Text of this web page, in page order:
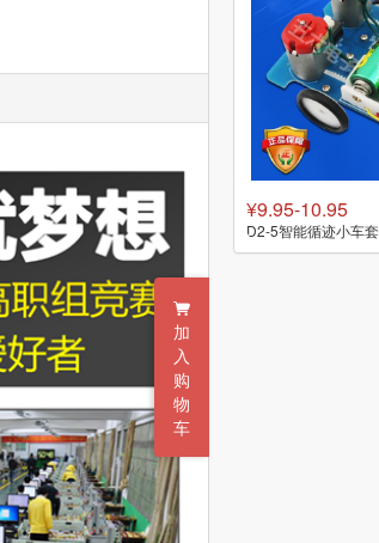
¥7.85-8.85
加
入
购
物
车